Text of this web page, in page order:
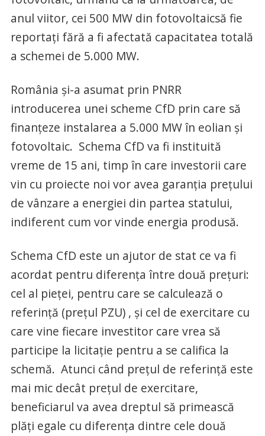
anul viitor, cei 500 MW din fotovoltaicsă fie
reportați fără a fi afectată capacitatea totală
a schemei de 5.000 MW.
România și-a asumat prin PNRR
introducerea unei scheme CfD prin care să
finanțeze instalarea a 5.000 MW în eolian și
fotovoltaic. Schema CfD va fi instituită
vreme de 15 ani, timp în care investorii care
vin cu proiecte noi vor avea garanția prețului
de vânzare a energiei din partea statului,
indiferent cum vor vinde energia produsă.
Schema CfD este un ajutor de stat ce va fi
acordat pentru diferenţa între două prețuri:
cel al pieței, pentru care se calculează o
referință (prețul PZU) , și cel de exercitare cu
care vine fiecare investitor care vrea să
participe la licitație pentru a se califica la
schemă. Atunci când preţul de referinţă este
mai mic decât preţul de exercitare,
beneficiarul va avea dreptul să primească
plăţi egale cu diferenţa dintre cele două